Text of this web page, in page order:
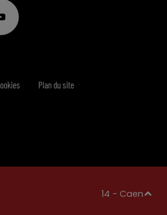
14 - Caen
Plan du site